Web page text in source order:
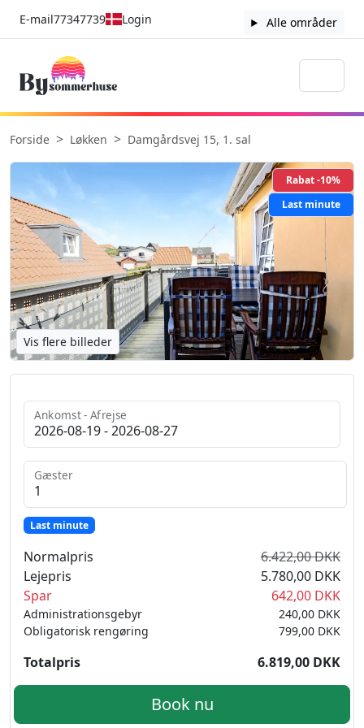
E-mail77347739 Login Alle områder
Forside Løkken Damgårdsvej 15, 1. sal
Rabat -10%
Last minute
Vis flere billeder
Ankomst - Afrejse
Gæster
Last minute
Normalpris
6.422,00 DKK
Lejepris
5.780,00 DKK
Spar
642,00 DKK
240,00 DKK
Administrationsgebyr
799,00 DKK
Obligatorisk rengøring
Totalpris 6.819,00 DKK
Book nu